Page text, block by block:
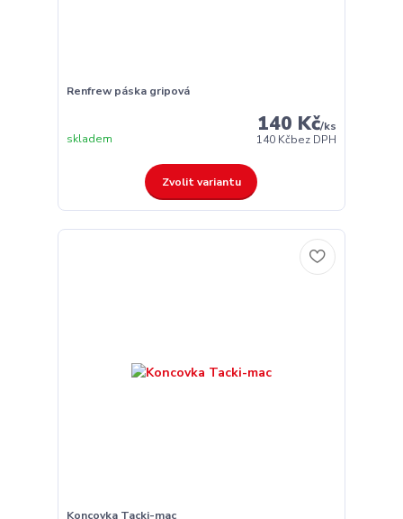
Renfrew páska gripová
140 Kč/ks
140 Kčbez DPH
skladem
Zvolit variantu
Koncovka Tacki-mac